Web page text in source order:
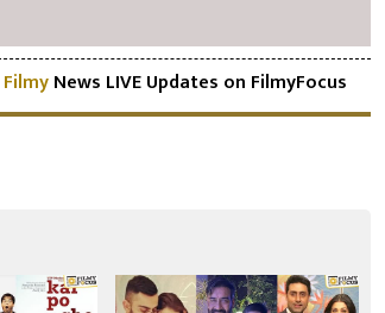
FilmyNews LIVE Updates on FilmyFocus